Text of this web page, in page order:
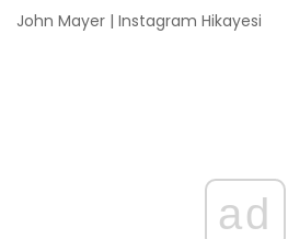
John Mayer | Instagram Hikayesi
ad